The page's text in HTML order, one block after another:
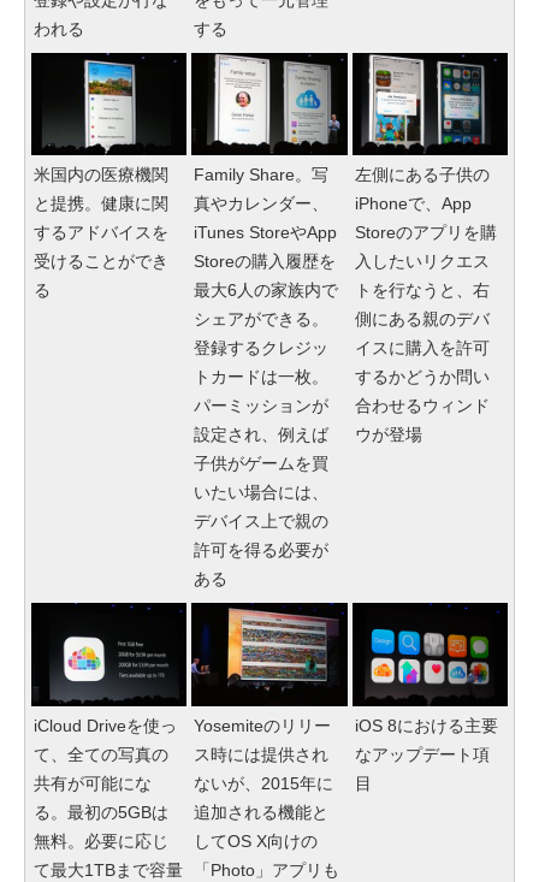
われる
する
米国内の医療機関
と提携。健康に関
するアドバイスを
受けることができ
る
Family Share。写
真やカレンダー、
iTunes StoreやApp
Storeの購入履歴を
最大6人の家族内で
シェアができる。
登録するクレジッ
トカードは一枚。
パーミッションが
設定され、例えば
子供がゲームを買
いたい場合には、
デバイス上で親の
許可を得る必要が
ある
左側にある子供の
iPhoneで、App
Storeのアプリを購
入したいリクエス
トを行なうと、右
側にある親のデバ
イスに購入を許可
するかどうか問い
合わせるウィンド
ウが登場
iCloud Driveを使っ
て、全ての写真の
共有が可能にな
る。最初の5GBは
無料。必要に応じ
て最大1TBまで容量
Yosemiteのリリー
ス時には提供され
ないが、2015年に
追加される機能と
してOS X向けの
「Photo」アプリも
iOS 8における主要
なアップデート項
目